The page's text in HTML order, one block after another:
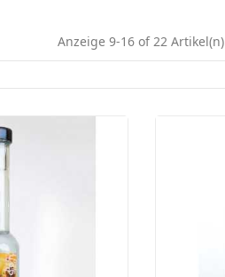
Anzeige 9-16 of 22 Artikel(n)